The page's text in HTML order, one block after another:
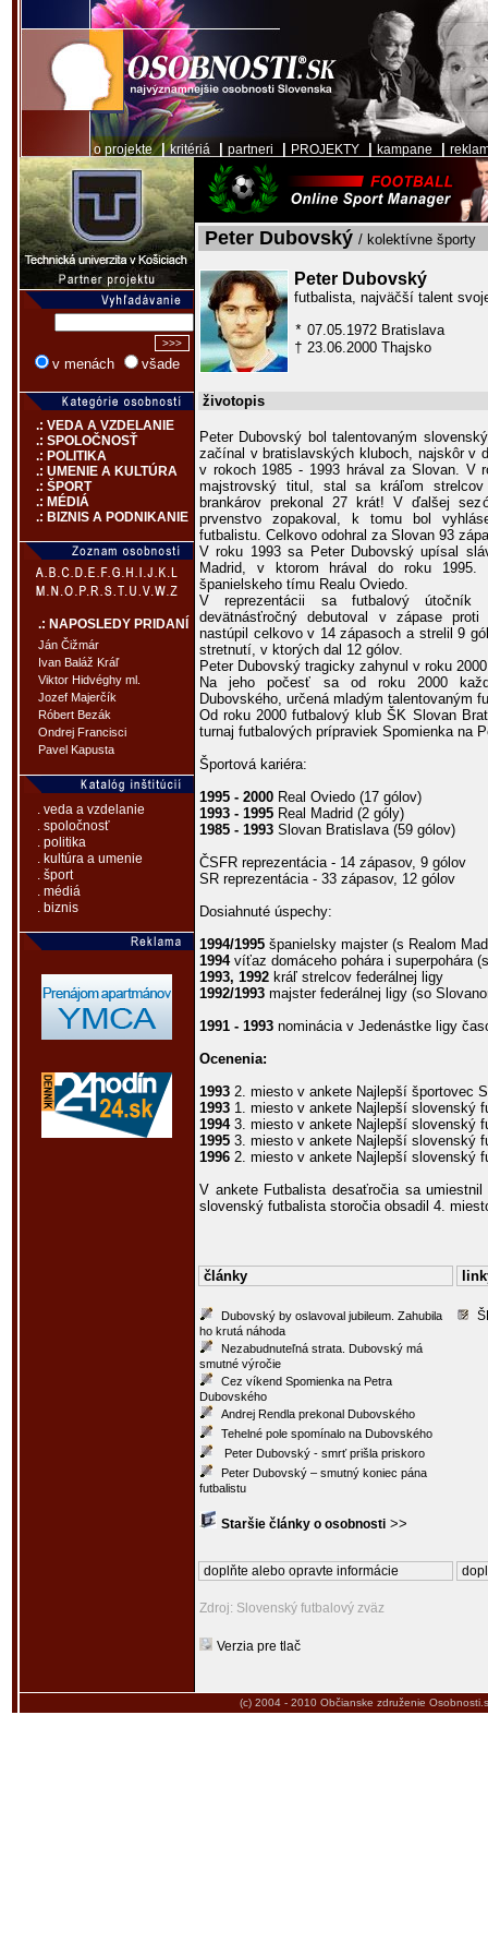
o projekte|kritériá partneri PROJEKTY kampane
v menách všade
.: VEDA A VZDELANIE
.: SPOLOČNOSŤ
.: POLITIKA
.: UMENIE A KULTÚRA
.: ŠPORT
.: MÉDIÁ
.: BIZNIS A PODNIKANIE
.: NAPOSLEDY PRIDANÍ
Ján Čižmár
Ivan Baláž Kráľ
Viktor Hidvéghy ml.
Jozef Majerčík
Róbert Bezák
Ondrej Francisci
Pavel Kapusta
. veda a vzdelanie
. spoločnosť
. politika
. kultúra a umenie
. šport
. médiá
. biznis
Peter Dubovský / kolektívne športy
Peter Dubovský
futbalista, najväčší talent
* 07.05.1972 Bratislava
† 23.06.2000 Thajsko
životopis
Peter Dubovský bol talentovaným
začínal v bratislavských kluboch, najskôr v
v rokoch 1985 - 1993 hrával za Slovan. V
majstrovský titul, stal sa kráľom
brankárov prekonal 27 krát! V ďalšej
prvenstvo zopakoval, k tomu bol
futbalistu. Celkovo odohral za Slovan 93
V roku 1993 sa Peter Dubovský upísal
Madrid, v ktorom hrával do roku 1995.
španielskeho tímu Realu Oviedo.
V reprezentácii sa futbalový
devätnásťročný debutoval v zápase proti
nastúpil celkovo v 14 zápasoch a strelil 9
stretnutí, v ktorých dal 12 gólov.
Peter Dubovský tragicky zahynul v roku
Na jeho počesť sa od roku 2000
Dubovského, určená mladým talentovaným
Od roku 2000 futbalový klub ŠK Slovan
turnaj futbalových prípraviek Spomienka na
Športová kariéra:
1995 - 2000 Real Oviedo (17 gólov)
1993 - 1995 Real Madrid (2 góly)
1985 - 1993 Slovan Bratislava (59 gólov)
ČSFR reprezentácia - 14 zápasov, 9 gólov
SR reprezentácia - 33 zápasov, 12 gólov
Dosiahnuté úspechy:
1994/1995 španielsky majster (s Realom
1994víťaz domáceho pohára i superpohára
1993, 1992 kráľ strelcov federálnej ligy
1992/1993 majster federálnej ligy (so
1991 - 1993 nominácia v Jedenástke ligy
Ocenenia:
1993 2. miesto v ankete Najlepší športovec
1993 1. miesto v ankete Najlepší slovenský
19943. miesto v ankete Najlepší slovenský
1995 3. miesto v ankete Najlepší slovenský
1996 2. miesto v ankete Najlepší slovenský
V ankete Futbalista desaťročia sa
slovenský futbalista storočia obsadil 4.
články
Dubovský by oslavoval jubileum. Zahubila
ho krutá náhoda
Nezabudnuteľná strata. Dubovský má
smutné výročie
Cez víkend Spomienka na Petra
Dubovského
Andrej Rendla prekonal Dubovského
Tehelné pole spomínalo na Dubovského
Peter Dubovský - smrť prišla priskoro
Peter Dubovský – smutný koniec pána
futbalistu
Staršie články o osobnosti >>
doplňte alebo opravte informácie
Zdroj: Slovenský futbalový zväz
Verzia pre tlač
(c) 2004 - 2010 Občianske združenie